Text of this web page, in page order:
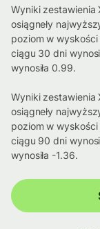
Wyniki zestawienia
osiągneły
poziom w
ciągu 30 dni
wynosiła 0.99.
Wyniki zestawienia
osiągneły
poziom w
ciągu 90 dni
wynosiła -1.36.